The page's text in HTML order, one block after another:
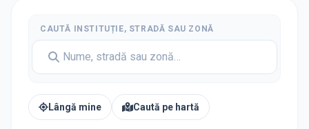
CAUTĂ INSTITUȚIE, STRADĂ SAU ZONĂ
Lângă mine Caută pe hartă